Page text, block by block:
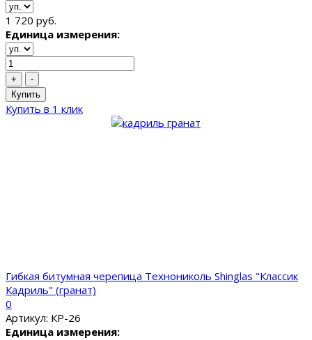
1 720 руб.
Единица измерения:
+
-
Купить
Купить в 1 клик
Гибкая битумная черепица Технониколь Shinglas "Классик
Кадриль" (гранат)
0
Артикул: КР-26
Единица измерения: